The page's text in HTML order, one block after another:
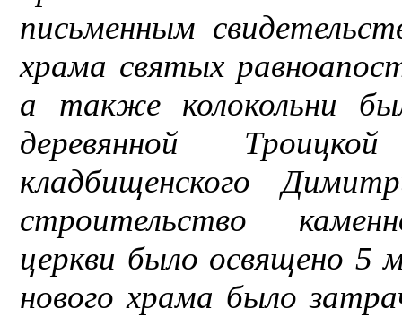
письменным
храма святых
а также колокольни
деревянной
кладбищенского
строительство
церкви было освящено 5
нового храма было